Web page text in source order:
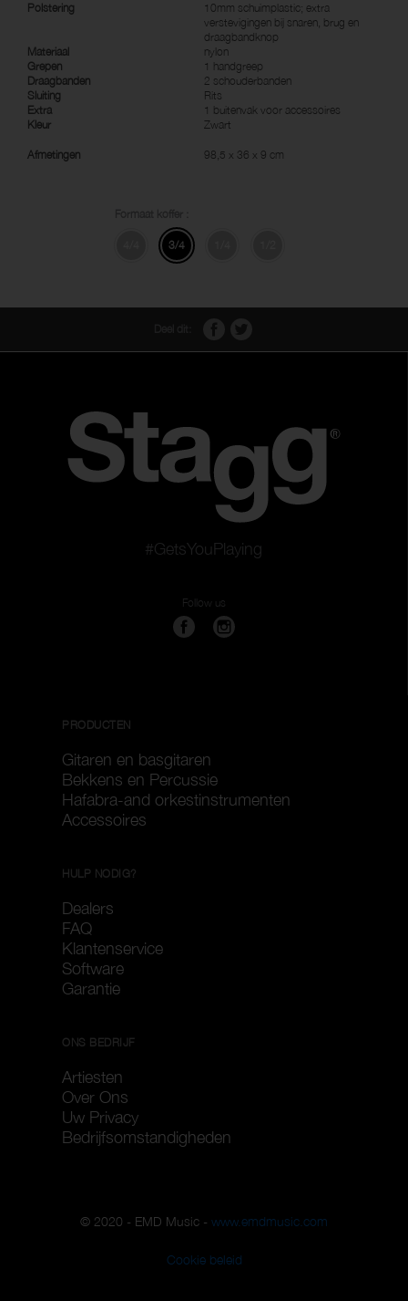
Polstering
10mm schuimplastic; extra
verstevigingen bij snaren, brug en
draagbandknop
Materiaal
nylon
Grepen
1 handgreep
Draagbanden
2 schouderbanden
Sluiting
Rits
Extra
1 buitenvak voor accessoires
Kleur
Zwart
Afmetingen 98,5 x 36 x 9 cm
3/4
#GetsYouPlaying
Follow us
PRODUCTEN
Gitaren en basgitaren
Bekkens en Percussie
Hafabra-and orkestinstrumenten
Accessoires
HULP NODIG?
Dealers
FAQ
Klantenservice
Software
Garantie
ONS BEDRIJF
Artiesten
Over Ons
Uw Privacy
Bedrijfsomstandigheden
© 2020 - EMD Music - www.emdmusic.com
Cookie beleid